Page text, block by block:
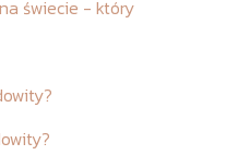
świecie - który